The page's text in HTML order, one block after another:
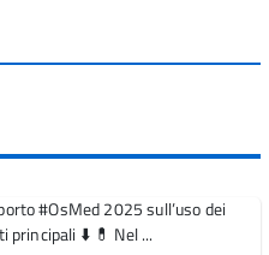
#OsMed 2025 sull’uso dei
principali ⬇️ 💊 Nel ...